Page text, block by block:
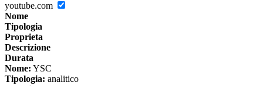
youtube.com
Nome
Tipologia
Proprieta
Descrizione
Durata
Nome: YSC
Tipologia: analitico